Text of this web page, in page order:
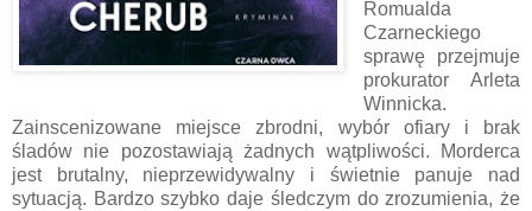
Romualda
Czarneckiego
sprawę przejmuje
prokurator Arleta
Winnicka.
Zainscenizowane miejsce zbrodni, wybór ofiary i brak
śladów nie pozostawiają żadnych wątpliwości. Morderca
jest brutalny, nieprzewidywalny i świetnie panuje nad
sytuacją. Bardzo szybko daje śledczym do zrozumienia, że